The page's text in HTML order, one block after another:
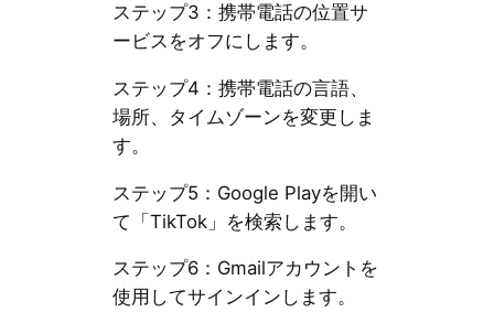
ステップ3：携帯電話の位置サ
ービスをオフにします。
ステップ4：携帯電話の言語、
場所、タイムゾーンを変更しま
す。
ステップ5：Google Playを開い
て「TikTok」を検索します。
ステップ6：Gmailアカウントを
使用してサインインします。